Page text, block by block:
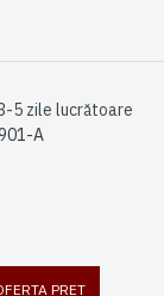
5 zile lucrătoare
A
PRET